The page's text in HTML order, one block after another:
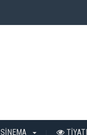
SİNEMA